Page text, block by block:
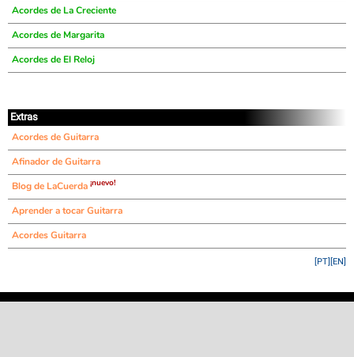
Acordes de La Creciente
Acordes de Margarita
Acordes de El Reloj
Extras
Acordes de Guitarra
Afinador de Guitarra
Blog de LaCuerda ¡nuevo!
Aprender a tocar Guitarra
Acordes Guitarra
[EN]
[PT]